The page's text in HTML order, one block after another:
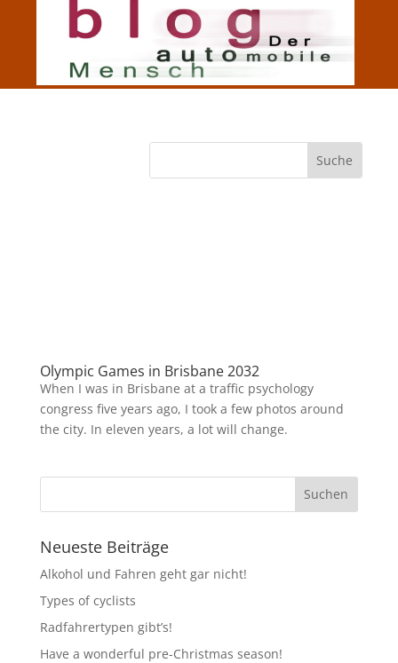
Olympic Games in Brisbane 2032
When I was in Brisbane at a traffic psychology
congress five years ago, I took a few photos around
the city. In eleven years, a lot will change.
Neueste Beiträge
Alkohol und Fahren geht gar nicht!
Types of cyclists
Radfahrertypen gibt’s!
Have a wonderful pre-Christmas season!